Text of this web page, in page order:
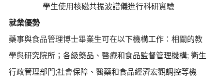
學生使用核磁共振波譜儀進行科研實驗
就業優勢
藥事與食品管理博士畢業生可在以下機構工作：相關的教
學與研究院所；各級藥品、醫療和食品監督管理機構; 衛生
行政管理部門;社會保障、醫藥和食品經濟宏觀調控等機